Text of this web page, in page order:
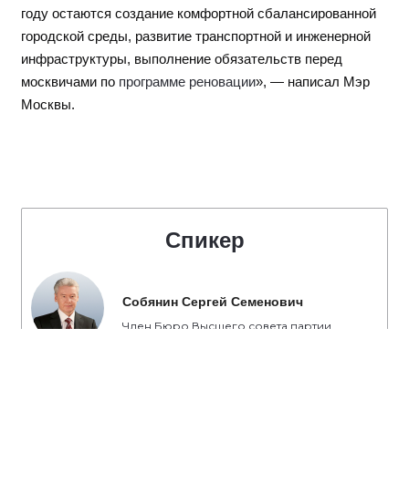
году остаются создание комфортной сбалансированной
городской среды, развитие транспортной и инженерной
инфраструктуры, выполнение обязательств перед
москвичами по программе реновации», — написал Мэр
Москвы.
Спикер
Собянин Сергей Семенович
Член Бюро Высшего совета партии